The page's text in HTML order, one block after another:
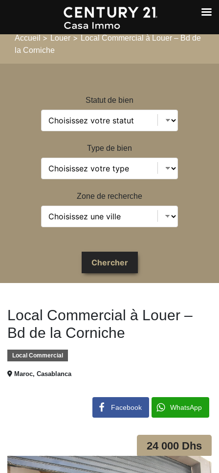
Accueil > Louer > Local Commercial à Louer – Bd de
la Corniche
Statut de bien
Type de bien
Zone de recherche
Local Commercial à Louer –
Bd de la Corniche
Local Commercial
Maroc, Casablanca
Facebook WhatsApp
24 000 Dhs